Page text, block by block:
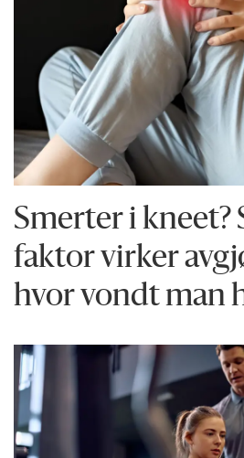
Smerter i kneet?
faktor virker
hvor vondt man